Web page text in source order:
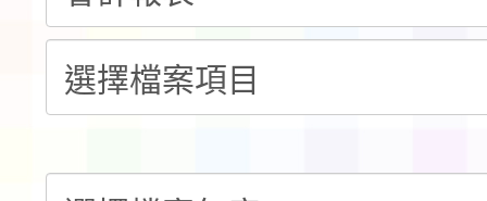
鎮韌性（防空）演習－
速演練執行計畫」
「115年金融知識線上
法」
本校115學年度第1學